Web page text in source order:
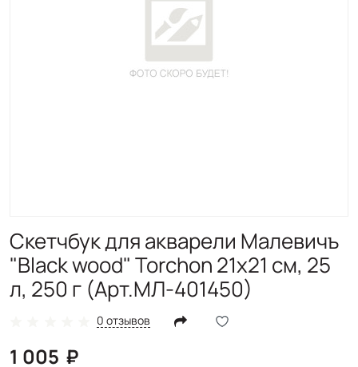
Скетчбук для акварели Малевичъ
"Black wood" Torchon 21х21 см, 25
л, 250 г (Арт.МЛ-401450)
0 отзывов
1 005